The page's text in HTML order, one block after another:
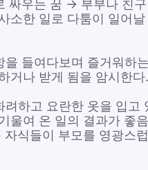
싸우는 꿈 → 부부나 친
소한 일로 다툼이 일어날
들여다보며 즐거워하
거나 받게 됨을 암시한다.
려하고 요란한 옷을 입고
울여 온 일의 결과가 좋
자식들이 부모를 영광스